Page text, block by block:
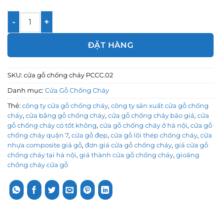
Cửa gỗ chống cháy PCCC.02 số lượng
ĐẶT HÀNG
SKU: cửa gỗ chống cháy PCCC.02
Danh mục: Cửa Gỗ Chống Cháy
Thẻ: công ty cửa gỗ chống cháy, công ty sản xuất cửa gỗ chống
cháy, cửa bằng gỗ chống cháy, cửa gỗ chống cháy báo giá, cửa
gỗ chống cháy có tốt không, cửa gỗ chống cháy ở hà nội, cửa gỗ
chống cháy quận 7, cửa gỗ đẹp, cửa gỗ lõi thép chống cháy, cửa
nhựa composite giả gỗ, đơn giá cửa gỗ chống cháy, giá cửa gỗ
chống cháy tại hà nội, giá thành cửa gỗ chống cháy, gioăng
chống cháy cửa gỗ